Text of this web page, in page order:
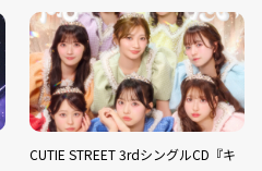
CUTIE STREET 3rdシングルCD『キ